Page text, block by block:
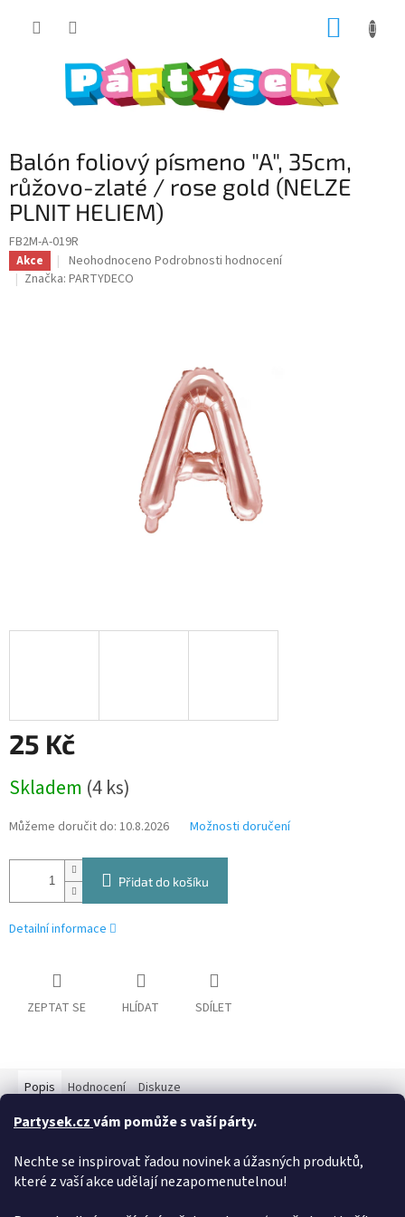
Partysek.czvám pomůže s vaší párty.
Nechte se inspirovat řadou novinek a úžasných produktů,
které z vaší akce udělají nezapomenutelnou!
Balón foliový písmeno "A", 35cm,
růžovo-zlaté / rose gold (NELZE
PLNIT HELIEM)
FB2M-A-019R
Akce
Průměrné
hodnocení
Neohodnoceno Podrobnosti hodnocení
Značka: PARTYDECO
25 Kč
cena:
Skladem (4 ks)
Můžeme doručit do: 10.8.2026 Možnosti doručení
Přidat do košíku
Detailní informace
ZEPTAT SE HLÍDAT SDÍLET
Popis Hodnocení Diskuze
Detailní popis produktu
Párty balónek růžovo-zlaté barvy ve tvaru písmene "A" je o
velikosti 35 cm. Tento foliový balónek není vhodný pro naplnění